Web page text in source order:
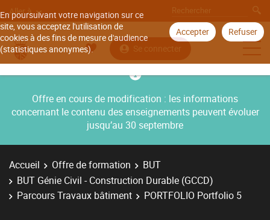
En poursuivant votre navigation sur ce
site, vous acceptez l'utilisation de
cookies à des fins de mesure d'audience
(statistiques anonymes).
Accepter Refuser
Aller à
Se connecter
Offre en cours de modification : les informations
concernant le contenu des enseignements peuvent évoluer
jusqu’au 30 septembre
Accueil Offre de formation
BUT
BUT Génie Civil - Construction Durable (GCCD)
Parcours Travaux bâtiment
PORTFOLIO Portfolio 5